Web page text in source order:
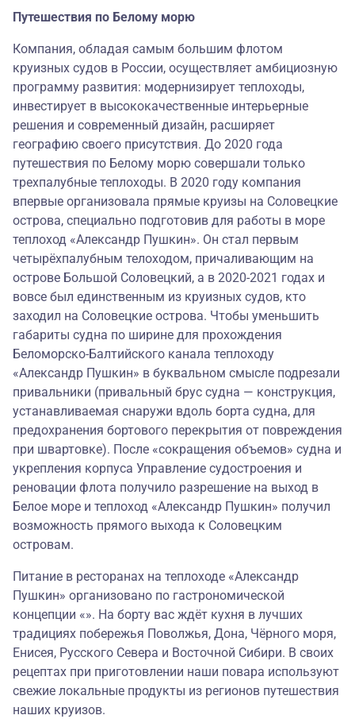
Путешествия по Белому морю
Компания, обладая самым большим флотом
круизных судов в России, осуществляет амбициозную
программу развития: модернизирует теплоходы,
инвестирует в высококачественные интерьерные
решения и современный дизайн, расширяет
географию своего присутствия. До 2020 года
путешествия по Белому морю совершали только
трехпалубные теплоходы. В 2020 году компания
впервые организовала прямые круизы на Соловецкие
острова, специально подготовив для работы в море
теплоход «Александр Пушкин». Он стал первым
четырёхпалубным телоходом, причаливающим на
острове Большой Соловецкий, а в 2020-2021 годах и
вовсе был единственным из круизных судов, кто
заходил на Соловецкие острова. Чтобы уменьшить
габариты судна по ширине для прохождения
Беломорско-Балтийского канала теплоходу
«Александр Пушкин» в буквальном смысле подрезали
привальники (привальный брус судна — конструкция,
устанавливаемая снаружи вдоль борта судна, для
предохранения бортового перекрытия от повреждения
при швартовке). После «сокращения объемов» судна и
укрепления корпуса Управление судостроения и
реновации флота получило разрешение на выход в
Белое море и теплоход «Александр Пушкин» получил
возможность прямого выхода к Соловецким
островам.
Питание в ресторанах на теплоходе «Александр
Пушкин» организовано по гастрономической
концепции «». На борту вас ждёт кухня в лучших
традициях побережья Поволжья, Дона, Чёрного моря,
Енисея, Русского Севера и Восточной Сибири. В своих
рецептах при приготовлении наши повара используют
свежие локальные продукты из регионов путешествия
наших круизов.